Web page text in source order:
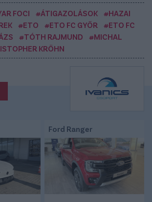
FOCI #ÁTIGAZOLÁSOK
#HAZAI
#ETO #ETO FC GYŐR
#ETO FC
#TÓTH RAJMUND
#MICHAL
KRÖHN
Ford Ranger